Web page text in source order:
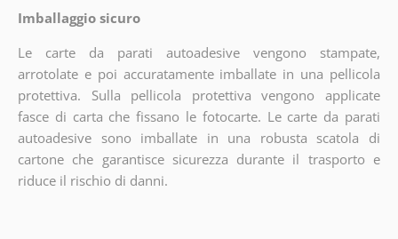
Imballaggio sicuro
Le carte da parati autoadesive vengono stampate,
arrotolate e poi accuratamente imballate in una pellicola
protettiva. Sulla pellicola protettiva vengono applicate
fasce di carta che fissano le fotocarte. Le carte da parati
autoadesive sono imballate in una robusta scatola di
cartone che garantisce sicurezza durante il trasporto e
riduce il rischio di danni.